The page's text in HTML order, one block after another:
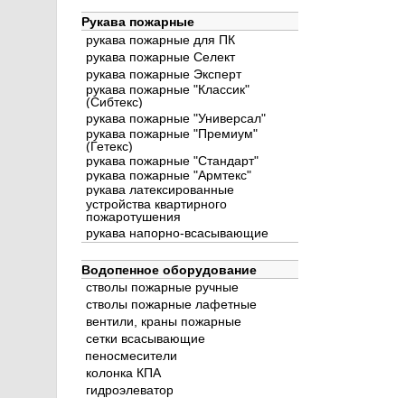
Рукава пожарные
рукава пожарные для ПК
рукава пожарные Селект
рукава пожарные Эксперт
рукава пожарные "Классик"
(Сибтекс)
рукава пожарные "Универсал"
рукава пожарные "Премиум"
(Гетекс)
рукава пожарные "Стандарт"
рукава пожарные "Армтекс"
рукава латексированные
устройства квартирного
пожаротушения
рукава напорно-всасывающие
Водопенное оборудование
стволы пожарные ручные
стволы пожарные лафетные
вентили, краны пожарные
сетки всасывающие
пеносмесители
колонка КПА
гидроэлеватор